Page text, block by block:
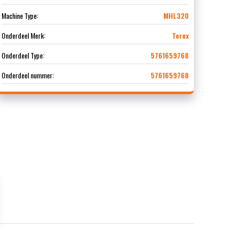
Machine Type:
MHL320
Onderdeel Merk:
Terex
Onderdeel Type:
5761659768
Onderdeel nummer:
5761659768